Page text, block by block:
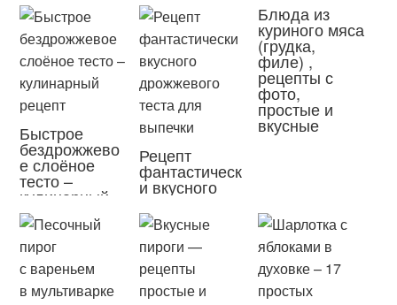
Быстрое
бездрожжево
е слоёное
тесто –
кулинарный
рецепт
Рецепт
фантастическ
и вкусного
дрожжевого
теста для
выпечки
Блюда из
куриного мяса
(грудка,
филе) ,
рецепты с
фото,
простые и
вкусные